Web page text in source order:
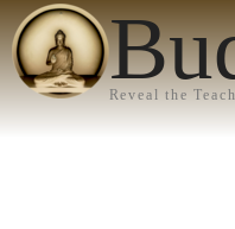
Reveal the